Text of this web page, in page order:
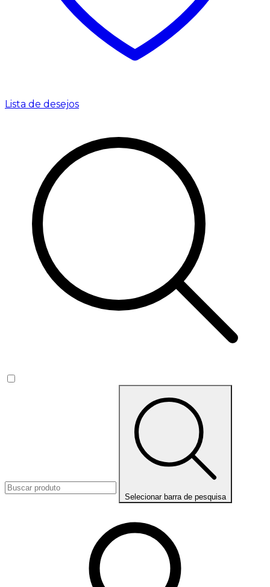
Lista de desejos
Selecionar barra de pesquisa